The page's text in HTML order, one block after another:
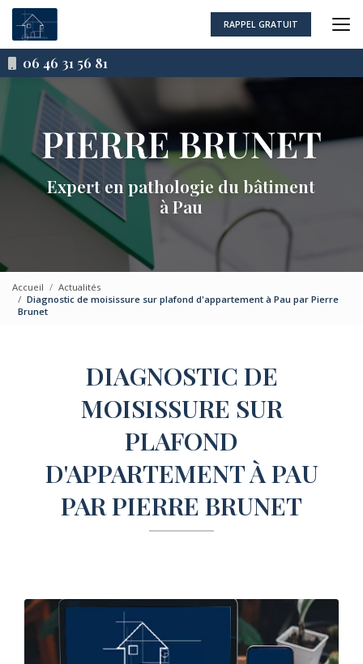
Aller
contenu
principal06 46 31 56 81
RAPPEL GRATUIT
Expert en pathologie du bâtiment
à Pau
Accueil
Actualités
Diagnostic de moisissure sur plafond d'appartement à Pau par Pierre
Brunet
DIAGNOSTIC DE
MOISISSURE SUR
PLAFOND
D'APPARTEMENT À PAU
PAR PIERRE BRUNET